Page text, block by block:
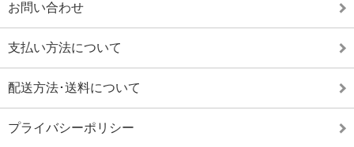
お問い合わせ
支払い方法について
配送方法･送料について
プライバシーポリシー